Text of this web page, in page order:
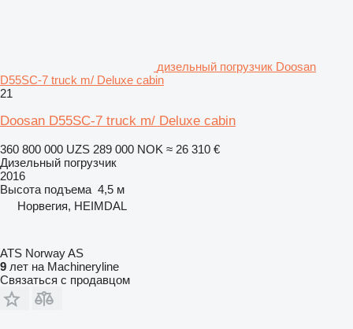
дизельный погрузчик Doosan
D55SC-7 truck m/ Deluxe cabin
21
Doosan D55SC-7 truck m/ Deluxe cabin
360 800 000 UZS 289 000 NOK ≈ 26 310 €
Дизельный погрузчик
2016
Высота подъема 4,5 м
Норвегия, HEIMDAL
ATS Norway AS
9 лет на Machineryline
Связаться с продавцом